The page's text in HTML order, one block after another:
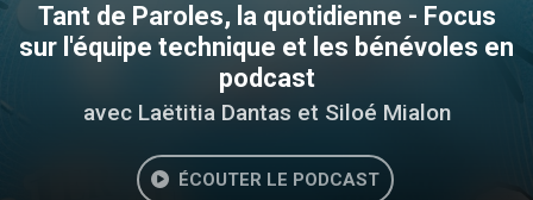
Tant de Paroles, la quotidienne - Focus
sur l'équipe technique et les bénévoles en
podcast
avec Laëtitia Dantas et Siloé Mialon
ÉCOUTER LE PODCAST